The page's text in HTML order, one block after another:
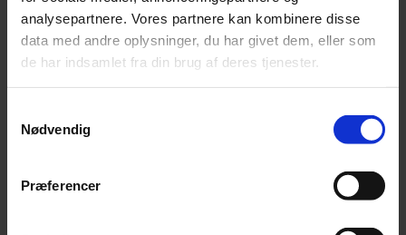
analysepartnere. Vores partnere kan kombinere disse
data med andre oplysninger, du har givet dem, eller som
de har indsamlet fra din brug af deres tjenester.
Nødvendig
Præferencer
SInnDesign – Sustainable Innovation
Through Design
Viden til virksomheder i Region Sjælland